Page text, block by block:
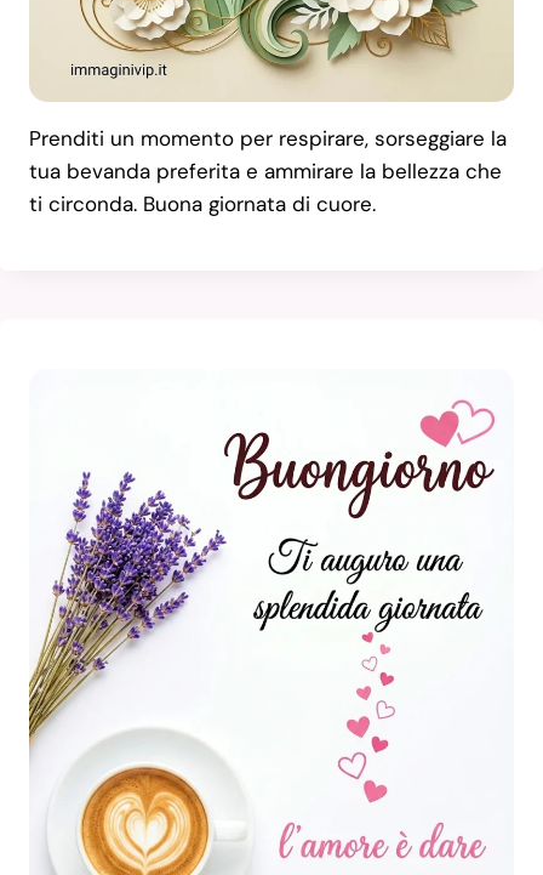
Prenditi un momento per respirare, sorseggiare la
tua bevanda preferita e ammirare la bellezza che
ti circonda. Buona giornata di cuore.